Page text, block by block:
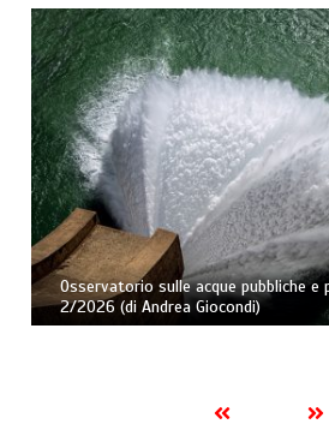
Osservatorio sulle acque pubbliche
2/2026 (di Andrea Giocondi)